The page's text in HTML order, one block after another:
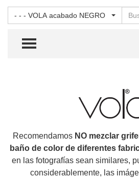
- - - VOLA acabado NEGRO
TOGGLE MENU
Recomendamos NO mezclar
baño de color de diferentes
en las fotografías sean similares,
considerablemente, las